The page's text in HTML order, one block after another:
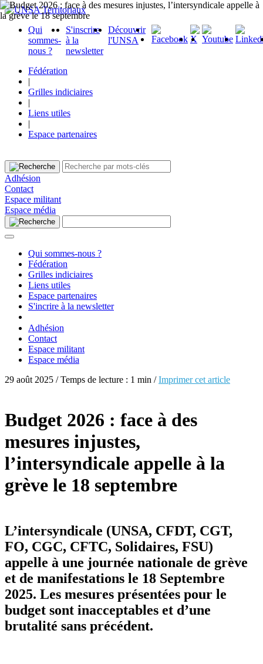
Qui
sommes-
nous ?
S'inscrire
à la
newsletter
Découvrir
l'UNSA
Fédération
|
Grilles indiciaires
|
Liens utiles
|
Espace partenaires
Adhésion
Contact
Espace militant
Espace média
Qui sommes-nous ?
Fédération
Grilles indiciaires
Liens utiles
Espace partenaires
S'incrire à la newsletter
Adhésion
Contact
Espace militant
Espace média
29 août 2025 / Temps de lecture : 1 min /Imprimer cet article
Budget 2026 : face à des
mesures injustes,
l’intersyndicale appelle à la
grève le 18 septembre
L’intersyndicale (UNSA, CFDT, CGT,
FO, CGC, CFTC, Solidaires, FSU)
appelle à une journée nationale de grève
et de manifestations le 18 Septembre
2025. Les mesures présentées pour le
budget sont inacceptables et d’une
brutalité sans précédent.